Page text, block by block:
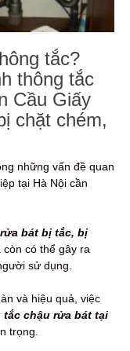
tắc?
thông tắc
Cầu Giấy
chặt chém,
những vấn đề quan
tại Hà Nội cần
bát bị tắc, bị
còn có thể gây ra
sử dụng.
và hiệu quả, việc
chậu rửa bát tại
trọng.